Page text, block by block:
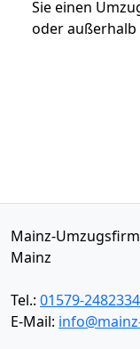
Sie einen
oder
Mainz-
Mainz
Tel.: 01579-2482334
E-Mail: